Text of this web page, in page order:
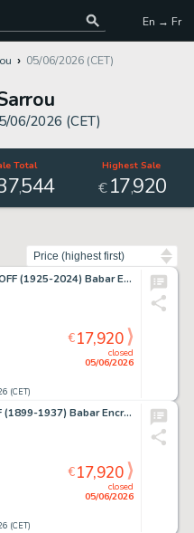
En → Fr
05/06/2026 (CET)
06/2026 (CET)
Total
,544
Highest Sale
€ 17,920
Laurent DE BRUNHOFF (1925-2024) Babar Encre de Chine...
(CET)
closed
05/06/2026
€17,920
Jean DE BRUNHOFF (1899-1937) Babar Encre de Chine et...
(CET)
closed
05/06/2026
€17,920